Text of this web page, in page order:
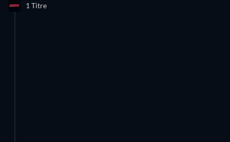
Découvrez ce qui arrive bientôt aux plateformes de
1 Titre